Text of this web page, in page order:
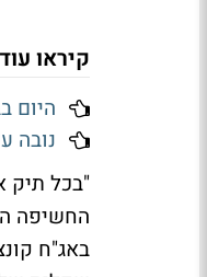
קיראו
היום
נובה